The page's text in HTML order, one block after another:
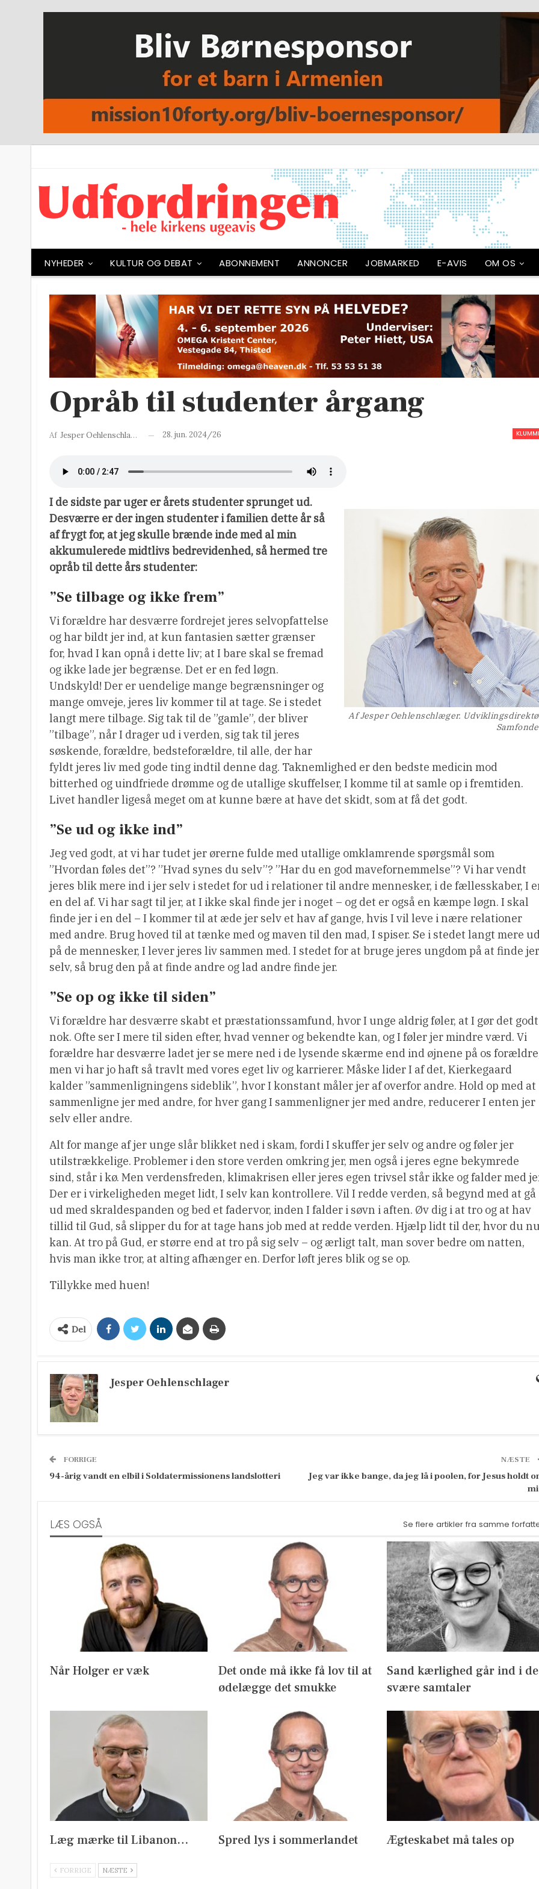
NYHEDER KULTUR OG DEBAT ABONNEMENT ANNONCER JOBMARKED E-AVIS OM OS
Opråb til studenter årgang
Af Jesper Oehlenschlager 28. jun. 2024/26
Af Jesper Oehlenschlæger.
I de sidste par uger er årets studenter sprunget ud.
Desværre er der ingen studenter i familien dette år så
af frygt for, at jeg skulle brænde inde med al min
akkumulerede midtlivs bedrevidenhed, så hermed tre
opråb til dette års studenter:
”Se tilbage og ikke frem”
Vi forældre har desværre fordrejet jeres selvopfattelse
og har bildt jer ind, at kun fantasien sætter grænser
for, hvad I kan opnå i dette liv; at I bare skal se fremad
og ikke lade jer begrænse. Det er en fed løgn.
Undskyld! Der er uendelige mange begrænsninger og
mange omveje, jeres liv kommer til at tage. Se i stedet
langt mere tilbage. Sig tak til de ”gamle”, der bliver
”tilbage”, når I drager ud i verden, sig tak til jeres
søskende, forældre, bedsteforældre, til alle, der har
fyldt jeres liv med gode ting indtil denne dag. Taknemlighed er den bedste medicin mod
bitterhed og uindfriede drømme og de utallige skuffelser, I komme til at samle op i fremtiden.
Livet handler ligeså meget om at kunne bære at have det skidt, som at få det godt.
”Se ud og ikke ind”
Jeg ved godt, at vi har tudet jer ørerne fulde med utallige omklamrende spørgsmål som
”Hvordan føles det”? ”Hvad synes du selv”? ”Har du en god mavefornemmelse”? Vi har vendt
jeres blik mere ind i jer selv i stedet for ud i relationer til andre mennesker, i de fællesskaber, I
en del af. Vi har sagt til jer, at I ikke skal finde jer i noget – og det er også en kæmpe løgn. I skal
finde jer i en del – I kommer til at æde jer selv et hav af gange, hvis I vil leve i nære relationer
med andre. Brug hoved til at tænke med og maven til den mad, I spiser. Se i stedet langt mere
på de mennesker, I lever jeres liv sammen med. I stedet for at bruge jeres ungdom på at finde jer
selv, så brug den på at finde andre og lad andre finde jer.
”Se op og ikke til siden”
Vi forældre har desværre skabt et præstationssamfund, hvor I unge aldrig føler, at I gør det godt
nok. Ofte ser I mere til siden efter, hvad venner og bekendte kan, og I føler jer mindre værd. Vi
forældre har desværre ladet jer se mere ned i de lysende skærme end ind øjnene på os
men vi har jo haft så travlt med vores eget liv og karrierer. Måske lider I af det, Kierkegaard
kalder ”sammenligningens sideblik”, hvor I konstant måler jer af overfor andre. Hold op med at
sammenligne jer med andre, for hver gang I sammenligner jer med andre, reducerer I enten jer
selv eller andre.
Alt for mange af jer unge slår blikket ned i skam, fordi I skuffer jer selv og andre og føler jer
utilstrækkelige. Problemer i den store verden omkring jer, men også i jeres egne bekymrede
sind, står i kø. Men verdensfreden, klimakrisen eller jeres egen trivsel står ikke og falder med
Der er i virkeligheden meget lidt, I selv kan kontrollere. Vil I redde verden, så begynd med at gå
ud med skraldespanden og bed et fadervor, inden I falder i søvn i aften. Øv dig i at tro og at hav
tillid til Gud, så slipper du for at tage hans job med at redde verden. Hjælp lidt til der, hvor du
kan. At tro på Gud, er større end at tro på sig selv – og ærligt talt, man sover bedre om natten,
hvis man ikke tror, at alting afhænger en. Derfor løft jeres blik og se op.
Tillykke med huen!
Del
Jesper Oehlenschlager
FORRIGE
94-årig vandt en elbil i Soldatermissionens landslotteri
NÆSTE
Jeg var ikke bange, da jeg lå i poolen, for Jesus holdt
LÆS OGSÅ Se flere artikler fra samme
Når Holger er væk
Det onde må ikke få lov til at
ødelægge det smukke
Sand kærlighed går ind i de
svære samtaler
Læg mærke til Libanon… Spred lys i sommerlandet Ægteskabet må tales op
FORRIGE NÆSTE